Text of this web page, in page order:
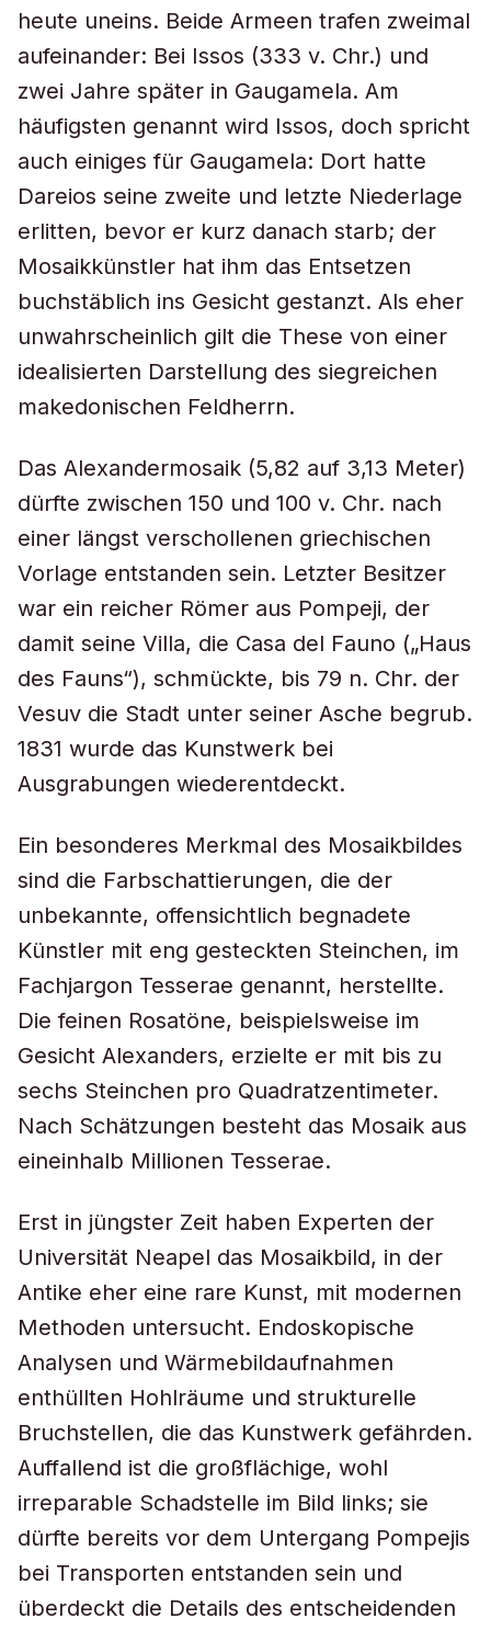
heute uneins. Beide Armeen trafen zweimal
aufeinander: Bei Issos (333 v. Chr.) und
zwei Jahre später in Gaugamela. Am
häufigsten genannt wird Issos, doch spricht
auch einiges für Gaugamela: Dort hatte
Dareios seine zweite und letzte Niederlage
erlitten, bevor er kurz danach starb; der
Mosaikkünstler hat ihm das Entsetzen
buchstäblich ins Gesicht gestanzt. Als eher
unwahrscheinlich gilt die These von einer
idealisierten Darstellung des siegreichen
makedonischen Feldherrn.
Das Alexandermosaik (5,82 auf 3,13 Meter)
dürfte zwischen 150 und 100 v. Chr. nach
einer längst verschollenen griechischen
Vorlage entstanden sein. Letzter Besitzer
war ein reicher Römer aus Pompeji, der
damit seine Villa, die Casa del Fauno („Haus
des Fauns“), schmückte, bis 79 n. Chr. der
Vesuv die Stadt unter seiner Asche begrub.
1831 wurde das Kunstwerk bei
Ausgrabungen wiederentdeckt.
Ein besonderes Merkmal des Mosaikbildes
sind die Farbschattierungen, die der
unbekannte, offensichtlich begnadete
Künstler mit eng gesteckten Steinchen, im
Fachjargon Tesserae genannt, herstellte.
Die feinen Rosatöne, beispielsweise im
Gesicht Alexanders, erzielte er mit bis zu
sechs Steinchen pro Quadratzentimeter.
Nach Schätzungen besteht das Mosaik aus
eineinhalb Millionen Tesserae.
Erst in jüngster Zeit haben Experten der
Universität Neapel das Mosaikbild, in der
Antike eher eine rare Kunst, mit modernen
Methoden untersucht. Endoskopische
Analysen und Wärmebildaufnahmen
enthüllten Hohlräume und strukturelle
Bruchstellen, die das Kunstwerk gefährden.
Auffallend ist die großflächige, wohl
irreparable Schadstelle im Bild links; sie
dürfte bereits vor dem Untergang Pompejis
bei Transporten entstanden sein und
überdeckt die Details des entscheidenden